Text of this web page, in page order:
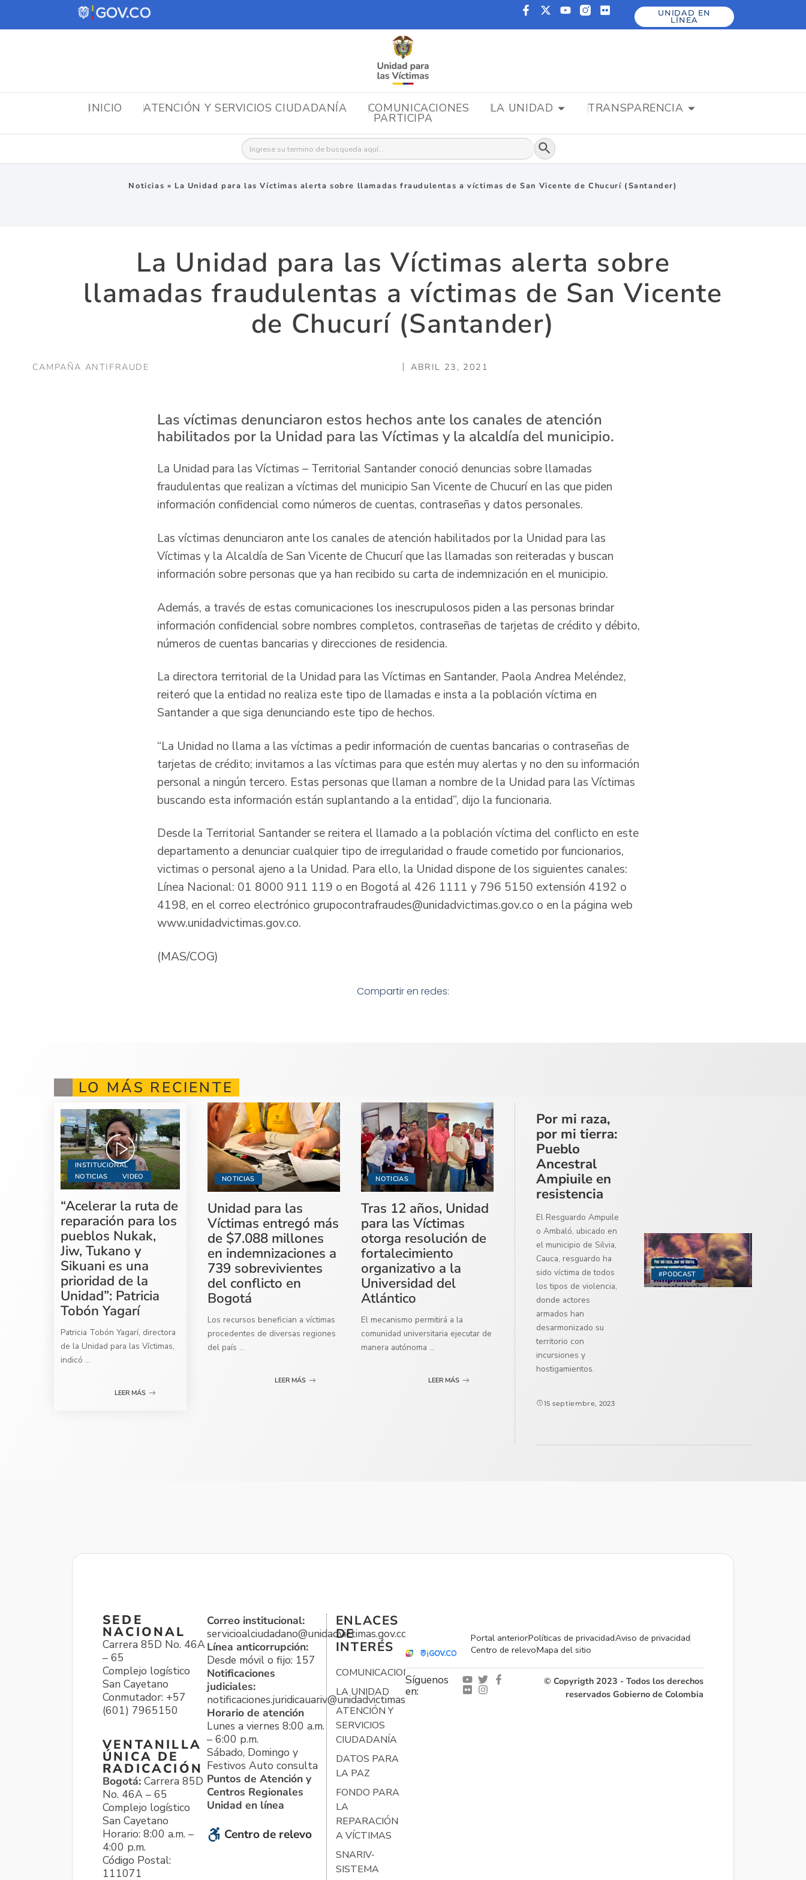
UNIDAD EN
LÍNEA
INICIO ATENCIÓN Y SERVICIOS CIUDADANÍA COMUNICACIONES LA UNIDAD TRANSPARENCIA
PARTICIPA
Buscar: Botón de búsqueda
Noticias » La Unidad para las Víctimas alerta sobre llamadas fraudulentas a víctimas de San Vicente de Chucurí (Santander)
La Unidad para las Víctimas alerta sobre
llamadas fraudulentas a víctimas de San Vicente
de Chucurí (Santander)
CAMPAÑA ANTIFRAUDE ABRIL 23, 2021
Las víctimas denunciaron estos hechos ante los canales de atención
habilitados por la Unidad para las Víctimas y la alcaldía del municipio.
La Unidad para las Víctimas – Territorial Santander conoció denuncias sobre llamadas
fraudulentas que realizan a víctimas del municipio San Vicente de Chucurí en las que piden
información confidencial como números de cuentas, contraseñas y datos personales.
Las víctimas denunciaron ante los canales de atención habilitados por la Unidad para las
Víctimas y la Alcaldía de San Vicente de Chucurí que las llamadas son reiteradas y buscan
información sobre personas que ya han recibido su carta de indemnización en el municipio.
Además, a través de estas comunicaciones los inescrupulosos piden a las personas brindar
información confidencial sobre nombres completos, contraseñas de tarjetas de crédito y débito,
números de cuentas bancarias y direcciones de residencia.
La directora territorial de la Unidad para las Víctimas en Santander, Paola Andrea Meléndez,
reiteró que la entidad no realiza este tipo de llamadas e insta a la población víctima en
Santander a que siga denunciando este tipo de hechos.
“La Unidad no llama a las víctimas a pedir información de cuentas bancarias o contraseñas de
tarjetas de crédito; invitamos a las víctimas para que estén muy alertas y no den su información
personal a ningún tercero. Estas personas que llaman a nombre de la Unidad para las Víctimas
buscando esta información están suplantando a la entidad”, dijo la funcionaria.
Desde la Territorial Santander se reitera el llamado a la población víctima del conflicto en este
departamento a denunciar cualquier tipo de irregularidad o fraude cometido por funcionarios,
victimas o personal ajeno a la Unidad. Para ello, la Unidad dispone de los siguientes canales:
Línea Nacional: 01 8000 911 119 o en Bogotá al 426 1111 y 796 5150 extensión 4192 o
4198, en el correo electrónico grupocontrafraudes@unidadvictimas.gov.co o en la página web
www.unidadvictimas.gov.co.
(MAS/COG)
Compartir en redes:
LO MÁS RECIENTE
INSTITUCIONAL
NOTICIAS
VIDEO
“Acelerar la ruta de
reparación para los
pueblos Nukak,
Jiw, Tukano y
Sikuani es una
prioridad de la
Unidad”: Patricia
Tobón Yagarí
Patricia Tobón Yagarí, directora
de la Unidad para las Víctimas,
indicó ...
LEER MÁS
NOTICIAS
Unidad para las
Víctimas entregó más
de $7.088 millones
en indemnizaciones a
739 sobrevivientes
del conflicto en
Bogotá
Los recursos benefician a víctimas
procedentes de diversas regiones
del país ...
LEER MÁS
NOTICIAS
Tras 12 años, Unidad
para las Víctimas
otorga resolución de
fortalecimiento
organizativo a la
Universidad del
Atlántico
El mecanismo permitirá a la
comunidad universitaria ejecutar de
manera autónoma ...
LEER MÁS
#PODCAST
Por mi raza,
por mi tierra:
Pueblo
Ancestral
Ampiuile en
resistencia
El Resguardo Ampuile
o Ambaló, ubicado en
el municipio de Silvia,
Cauca, resguardo ha
sido víctima de todos
los tipos de violencia,
donde actores
armados han
desarmonizado su
territorio con
incursiones y
hostigamientos.
15 septiembre, 2023
SEDE
NACIONAL
Carrera 85D No. 46A
– 65
Complejo logístico
San Cayetano
Conmutador: +57
(601) 7965150
VENTANILLA
ÚNICA DE
RADICACIÓN
Bogotá: Carrera 85D
No. 46A – 65
Complejo logístico
San Cayetano
Horario: 8:00 a.m. –
4:00 p.m.
Código Postal:
111071
Correo institucional:
servicioalciudadano@unidadvictimas.gov.co
Línea anticorrupción:
Desde móvil o fijo: 157
Notificaciones
judiciales:
notificaciones.juridicauariv@unidadvictimas.gov.co
Horario de atención
Lunes a viernes 8:00 a.m.
– 6:00 p.m.
Sábado, Domingo y
Festivos Auto consulta
Puntos de Atención y
Centros Regionales
Unidad en línea
Centro de relevo
ENLACES
DE
INTERÉS
COMUNICACIONES
LA UNIDAD
ATENCIÓN Y
SERVICIOS
CIUDADANÍA
DATOS PARA
LA PAZ
FONDO PARA
LA
REPARACIÓN
A VÍCTIMAS
SNARIV-
SISTEMA
Portal anteriorPolíticas de privacidadAviso de privacidad
Centro de relevoMapa del sitio
Síguenos
en:
© Copyrigth 2023 - Todos los derechos
reservados Gobierno de Colombia